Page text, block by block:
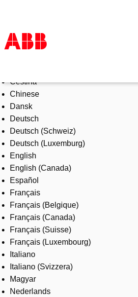
Products & Solutions
Industries
Services
About us
Where to buy
Contact us
Careers
Čeština
Chinese
Dansk
Deutsch
Deutsch (Schweiz)
Deutsch (Luxemburg)
English
English (Canada)
Español
Français
Français (Belgique)
Français (Canada)
Français (Suisse)
Français (Luxembourg)
Italiano
Italiano (Svizzera)
Magyar
Nederlands